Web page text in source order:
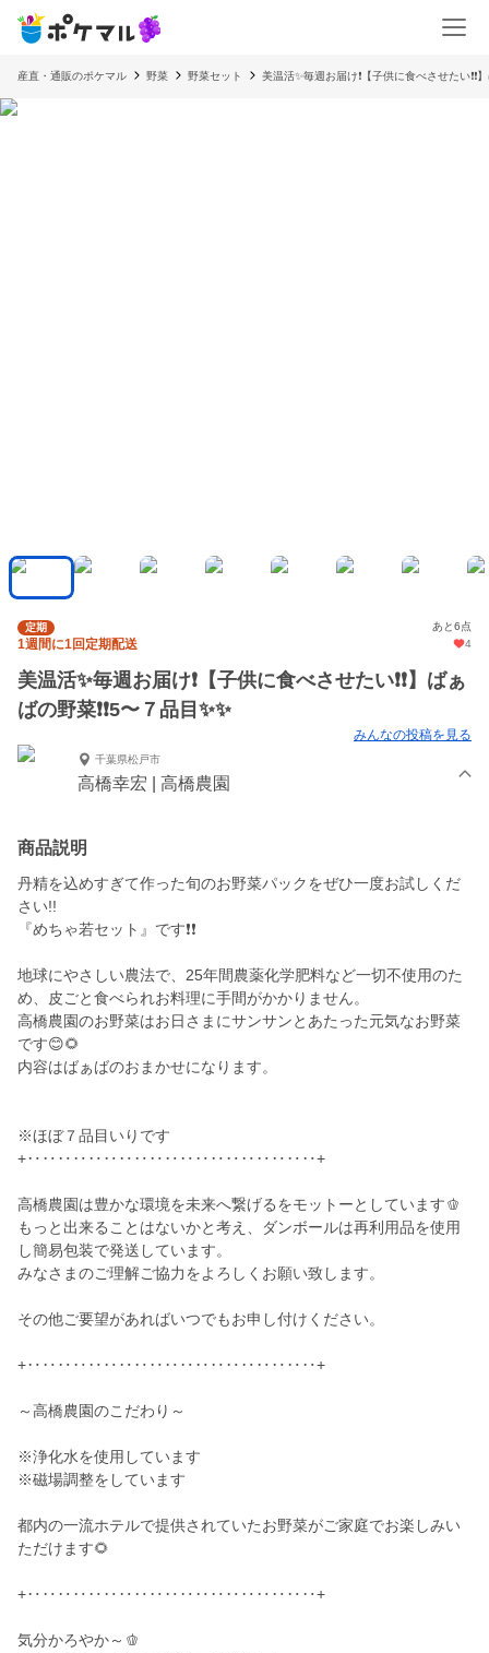
産直・通販のポケマル 野菜 野菜セット 美温活✨毎週お届け❗【子供に食べさせたい❗❗
定期 あと6点
1週間に1回定期配送 4
美温活✨毎週お届け❗【子供に食べさせたい❗❗】ばぁ
ばの野菜❗❗5〜７品目✨✨
みんなの投稿を見る
千葉県松戸市
高橋幸宏 | 高橋農園
商品説明
丹精を込めすぎて作った旬のお野菜パックをぜひ一度お試しくだ
さい!!
『めちゃ若セット』です❗❗
地球にやさしい農法で、25年間農薬化学肥料など一切不使用のた
め、皮ごと食べられお料理に手間がかかりません。
高橋農園のお野菜はお日さまにサンサンとあたった元気なお野菜
です😊🌻
内容はばぁばのおまかせになります。
※ほぼ７品目いりです
+‥‥‥‥‥‥‥‥‥‥‥‥‥‥‥‥‥‥‥+
高橋農園は豊かな環境を未来へ繋げるをモットーとしています🫑
もっと出来ることはないかと考え、ダンボールは再利用品を使用
し簡易包装で発送しています。
みなさまのご理解ご協力をよろしくお願い致します。
その他ご要望があればいつでもお申し付けください。
+‥‥‥‥‥‥‥‥‥‥‥‥‥‥‥‥‥‥‥+
～高橋農園のこだわり～
※浄化水を使用しています
※磁場調整をしています
都内の一流ホテルで提供されていたお野菜がご家庭でお楽しみい
ただけます🌻
+‥‥‥‥‥‥‥‥‥‥‥‥‥‥‥‥‥‥‥+
気分かろやか～🫑